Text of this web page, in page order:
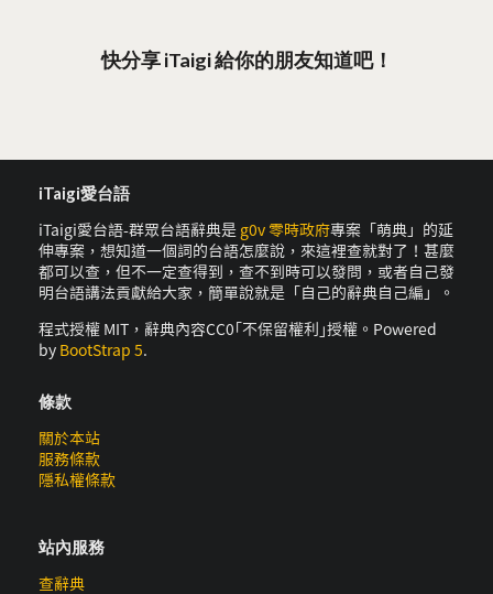
快分享 iTaigi 給你的朋友知道吧！
iTaigi愛台語
iTaigi愛台語-群眾台語辭典是 g0v 零時政府專案「萌典」的延
伸專案，想知道一個詞的台語怎麼說，來這裡查就對了！甚麼
都可以查，但不一定查得到，查不到時可以發問，或者自己發
明台語講法貢獻給大家，簡單說就是「自己的辭典自己編」。
程式授權 MIT，辭典內容CC0｢不保留權利｣授權。Powered
by BootStrap 5.
條款
關於本站
服務條款
隱私權條款
站內服務
查辭典